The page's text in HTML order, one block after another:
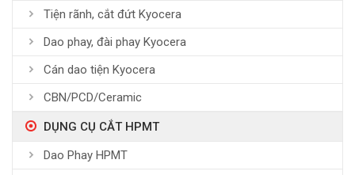
Tiện rãnh, cắt đứt Kyocera
Dao phay, đài phay Kyocera
Cán dao tiện Kyocera
CBN/PCD/Ceramic
DỤNG CỤ CẮT HPMT
Dao Phay HPMT